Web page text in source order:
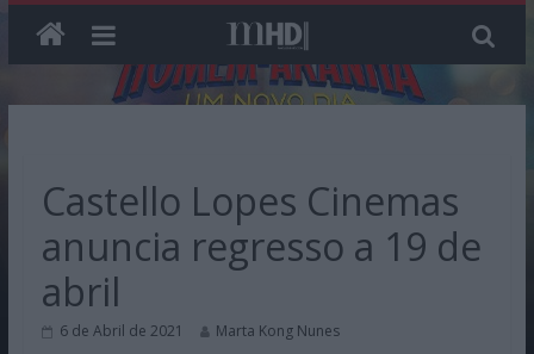
Castello Lopes Cinemas
anuncia regresso a 19 de
abril
6 de Abril de 2021 Marta Kong Nunes